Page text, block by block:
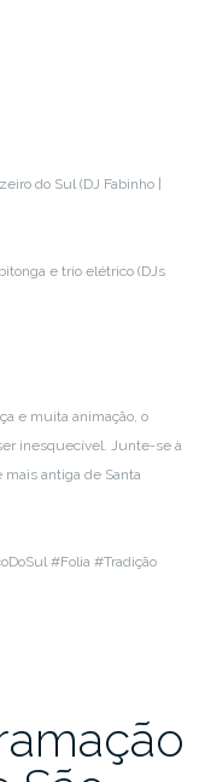
do Sul (DJ Fabinho |
e trio elétrico (DJs
e muita animação, o
inesquecível. Junte-se à
mais antiga de Santa
#Folia #Tradição